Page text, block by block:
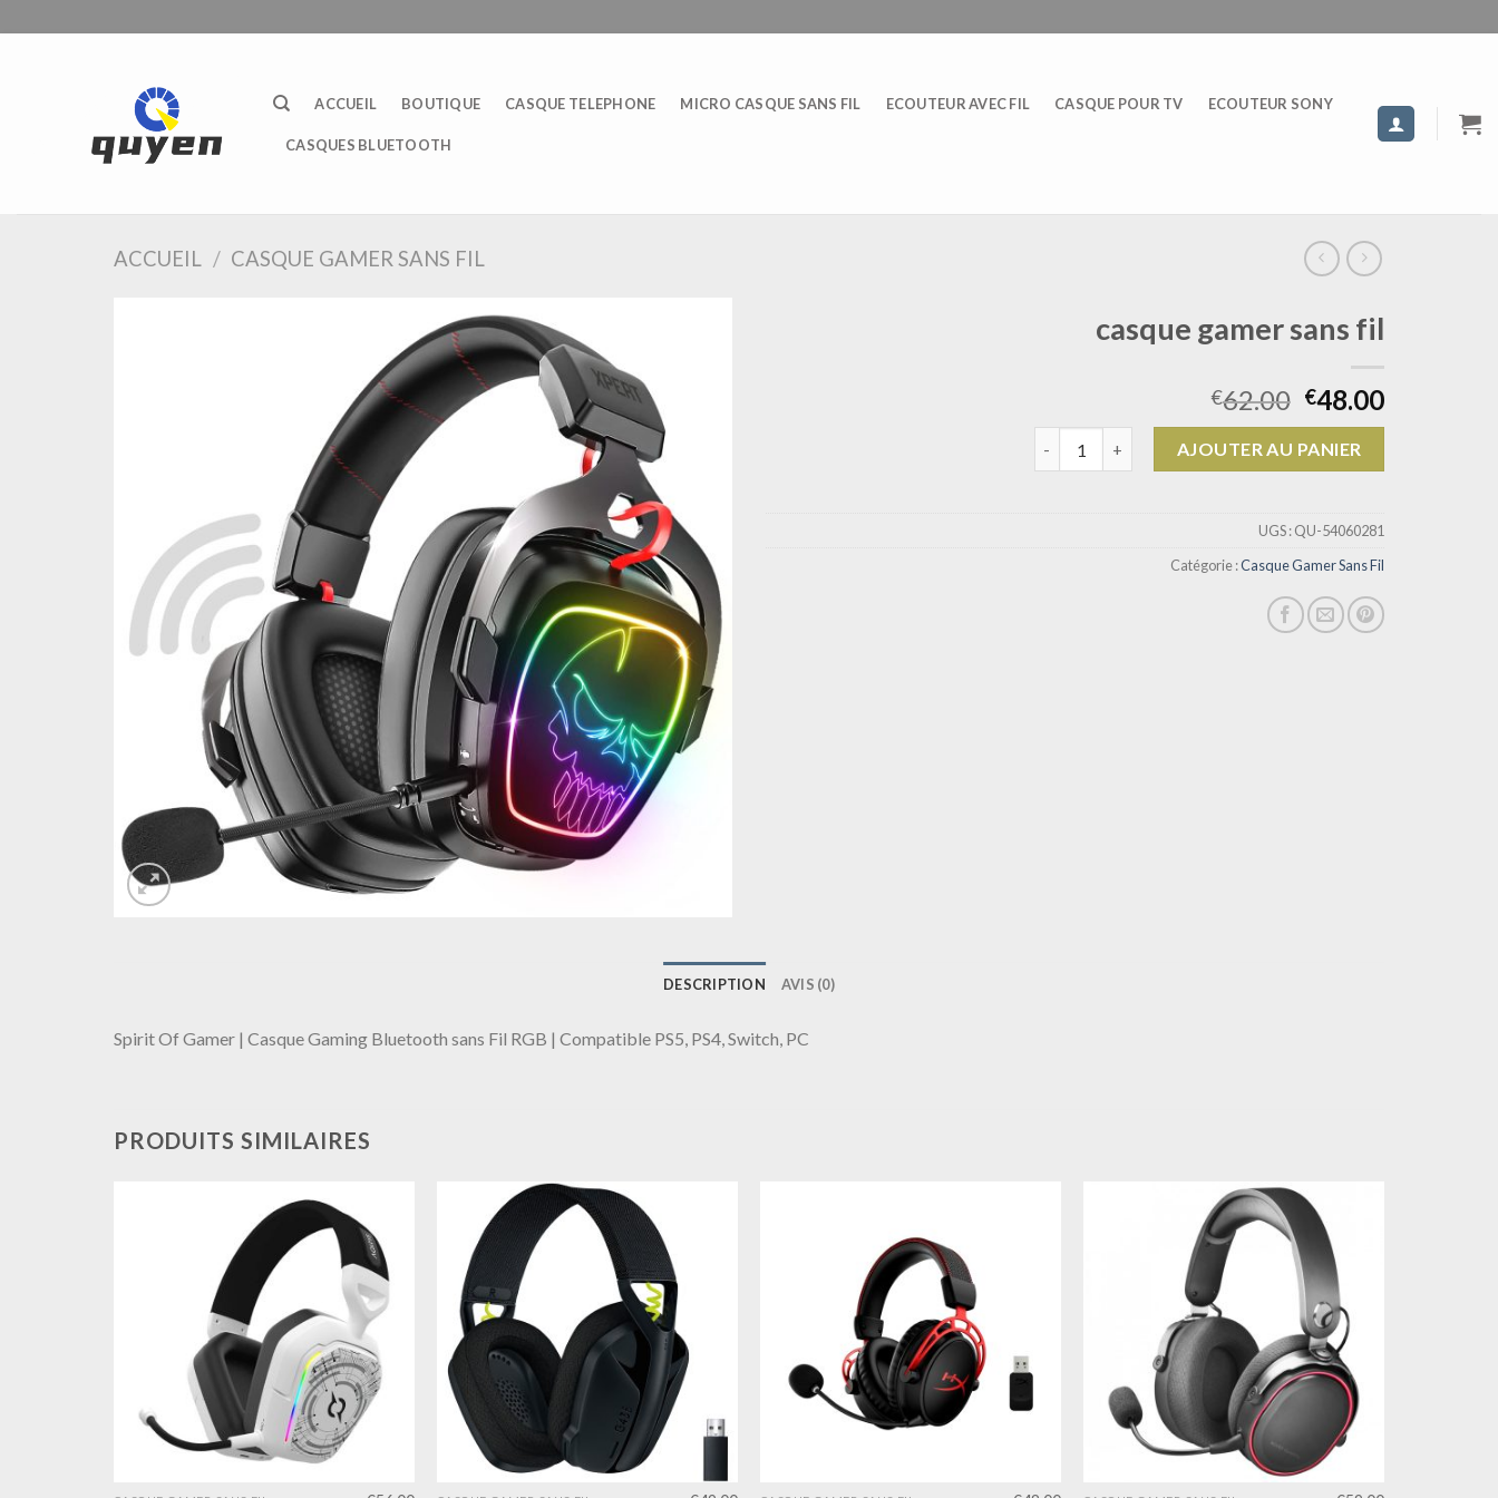
ACCUEIL BOUTIQUE CASQUE TELEPHONE MICRO CASQUE SANS FIL ECOUTEUR AVEC FIL CASQUE POUR TV ECOUTEUR SONY
CASQUES BLUETOOTH
ACCUEIL / CASQUE GAMER SANS FIL
casque gamer sans fil
€62.00 €48.00
AJOUTER AU PANIER
UGS :QU-54060281
Catégorie :Casque Gamer Sans Fil
DESCRIPTION AVIS (0)
Spirit Of Gamer | Casque Gaming Bluetooth sans Fil RGB | Compatible PS5, PS4, Switch, PC
PRODUITS SIMILAIRES